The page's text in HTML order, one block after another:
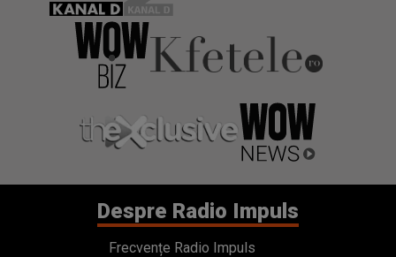
Despre Radio Impuls
Frecvențe Radio Impuls